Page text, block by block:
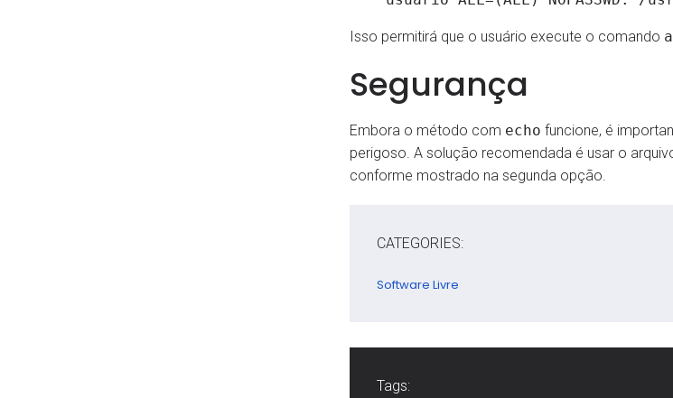
Isso permitirá que o usuário execute o comando
Segurança
Embora o método com echo funcione, é
perigoso. A solução recomendada é usar o
conforme mostrado na segunda opção.
CATEGORIES:
Software Livre
Tags: